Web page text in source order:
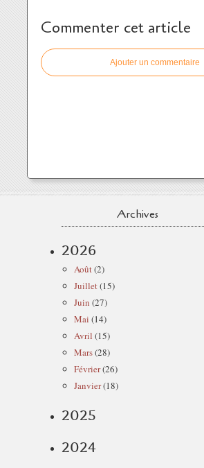
Commenter cet article
Ajouter un commentaire
Archives
2026
Août(2)
Juillet(15)
Juin (27)
Mai (14)
Avril (15)
Mars(28)
Février(26)
Janvier(18)
2025
2024